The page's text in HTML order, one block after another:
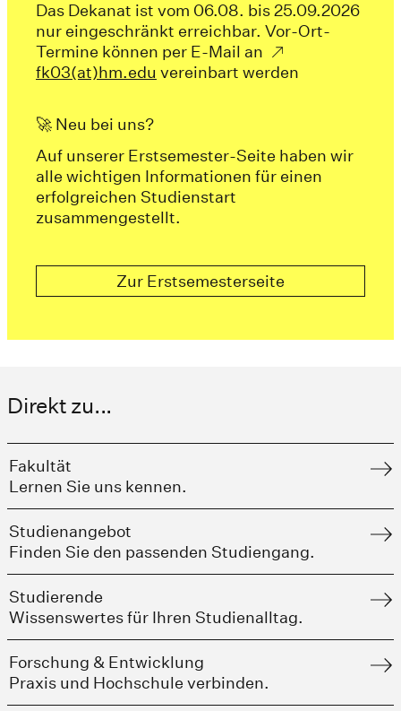
Das Dekanat ist vom 06.08. bis 25.09.2026
nur eingeschränkt erreichbar. Vor-Ort-
Termine können per E-Mail an
fk03(at)hm.edu vereinbart werden
🚀 Neu bei uns?
Auf unserer Erstsemester-Seite haben wir
alle wichtigen Informationen für einen
erfolgreichen Studienstart
zusammengestellt.
Zur Erstsemesterseite
Direkt zu...
Fakultät
Lernen Sie uns kennen.
Studienangebot
Finden Sie den passenden Studiengang.
Studierende
Wissenswertes für Ihren Studienalltag.
Forschung & Entwicklung
Praxis und Hochschule verbinden.